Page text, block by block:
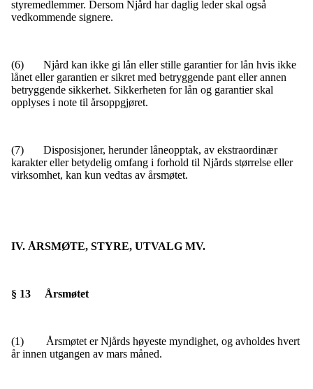
styremedlemmer. Dersom Njård har daglig leder skal også
vedkommende signere.
(6) Njård kan ikke gi lån eller stille garantier for lån hvis ikke
lånet eller garantien er sikret med betryggende pant eller annen
betryggende sikkerhet. Sikkerheten for lån og garantier skal
opplyses i note til årsoppgjøret.
(7) Disposisjoner, herunder låneopptak, av ekstraordinær
karakter eller betydelig omfang i forhold til Njårds størrelse eller
virksomhet, kan kun vedtas av årsmøtet.
IV. ÅRSMØTE, STYRE, UTVALG MV.
§ 13 Årsmøtet
(1) Årsmøtet er Njårds høyeste myndighet, og avholdes hvert
år innen utgangen av mars måned.